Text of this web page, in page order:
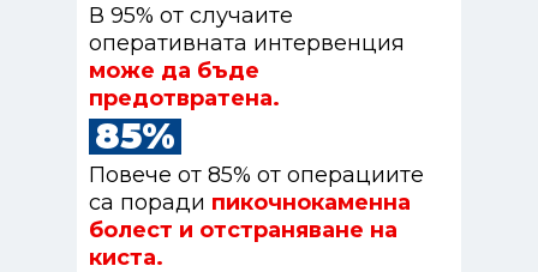
В 95% от случаите
оперативната интервенция
може да бъде
предотвратена.
85%
Повече от 85% от операциите
са поради пикочнокаменна
болест и отстраняване на
киста.